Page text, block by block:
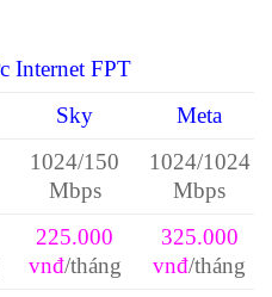
Internet FPT
Sky
Meta
1024/150
Mbps
1024/1024
Mbps
225.000
vnđ/tháng
325.000
vnđ/tháng